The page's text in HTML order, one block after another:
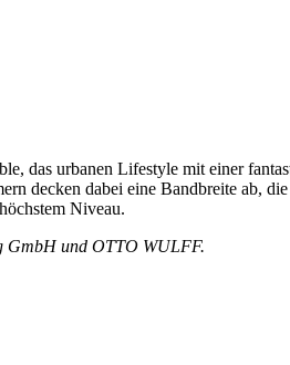
das urbanen Lifestyle mit einer
decken dabei eine Bandbreite ab,
Niveau.
GmbH und OTTO WULFF.